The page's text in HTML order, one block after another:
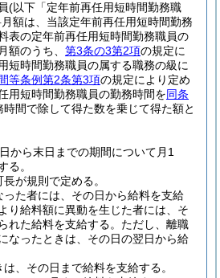
(以下「定年前再任用短時間勤務職
額は、当該定年前再任用短時間勤務
表の定年前再任用短時間勤務職員の
額のうち、 第3条の3第2項の規定に
短時間勤務職員の属する職務の級に
等条例第2条第3項の規定により定め
用短時間勤務職員の勤務時間を同条
時間で除して得た数を乗じて得た額と
から末日までの期間について月1
る。
が規則で定める。
った者には、その日から給料を支給
り給料額に異動を生じた者には、そ
れた給料を支給する。 ただし、離職
なったときは、その日の翌日から給
、その日まで給料を支給する。